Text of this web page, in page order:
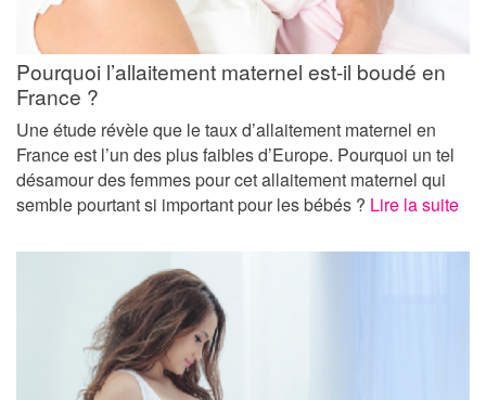
Pourquoi l’allaitement maternel est-il boudé en
France ?
Une étude révèle que le taux d’allaitement maternel en
France est l’un des plus faibles d’Europe. Pourquoi un tel
désamour des femmes pour cet allaitement maternel qui
semble pourtant si important pour les bébés ? Lire la suite